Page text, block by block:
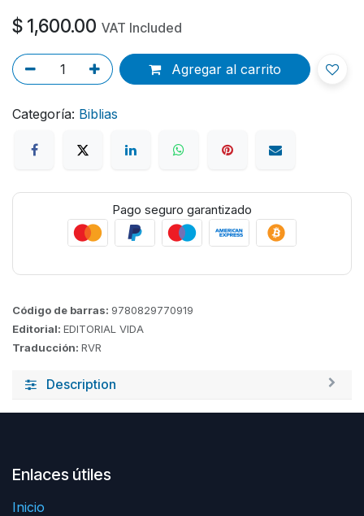
$ 1,600.00 VAT Included
Agregar al carrito
Categoría: Biblias
Pago seguro garantizado
Código de barras: 9780829770919
Editorial: EDITORIAL VIDA
Traducción: RVR
Description
Enlaces útiles
Inicio